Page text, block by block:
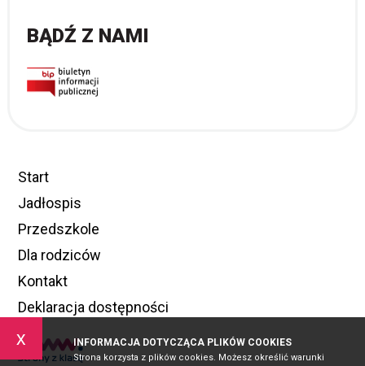
x INFORMACJA DOTYCZĄCA PLIKÓW COOKIES
Strona korzysta z plików cookies. Możesz określić warunki
BĄDŹ Z NAMI
Start
Jadłospis
Przedszkole
Dla rodziców
Kontakt
Deklaracja dostępności